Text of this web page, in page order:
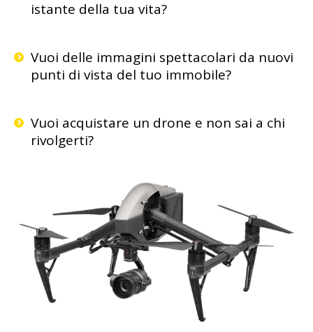
istante della tua vita?
Vuoi delle immagini spettacolari da nuovi
punti di vista del tuo immobile?
Vuoi acquistare un drone e non sai a chi
rivolgerti?